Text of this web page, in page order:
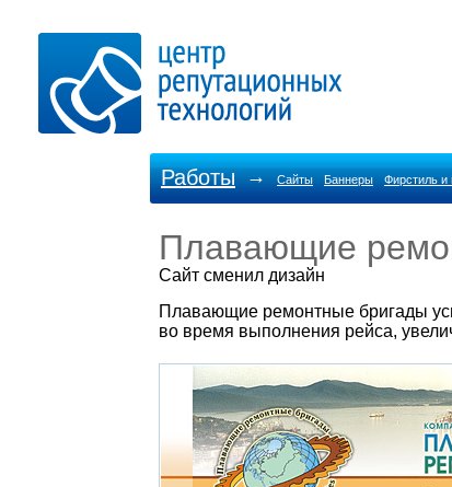
Работы → Сайты Баннеры Фирстиль и
Плавающие
Cайт сменил дизайн
Плавающие ремонтные бригады
во время выполнения рейса,